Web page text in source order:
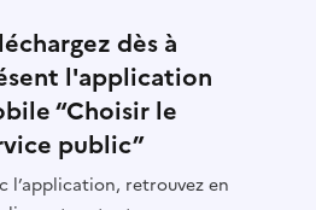
dès à
l'application
“Choisir le
public”
l’application, retrouvez en